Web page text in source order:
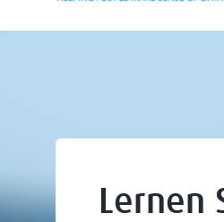
Lernen